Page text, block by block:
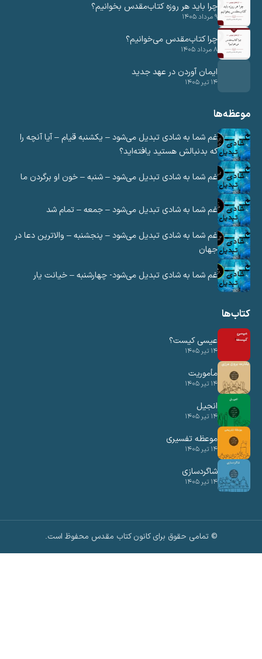
چرا باید هر روزه کتاب‌مقدس بخوانیم؟
۹ مرداد ۱۴۰۵
چرا کتاب‌مقدس می‌خوانیم؟
۸ مرداد ۱۴۰۵
ایمان آوردن در عهد جدید
غم شما به شادی تبدیل می‌شود – یکشنبه قیام – آیا آنچه را
که بدنبالش هستید یافته‌اید؟
غم شما به شادی تبدیل می‌شود – شنبه – خون او برگردن ما
غم شما به شادی تبدیل می‌شود – جمعه – تمام شد
غم شما به شادی تبدیل می‌شود – پنجشنبه – والاترین دعا در
جهان
غم شما به شادی تبدیل می‌شود- چهارشنبه – خیانت یار
عیسی کیست؟
مأموریت
۱۴ تیر ۱۴۰۵
انجیل
۱۴ تیر ۱۴۰۵
موعظه تفسیری
۱۴ تیر ۱۴۰۵
شاگردسازی
۱۴ تیر ۱۴۰۵
© تمامی حقوق برای کانون کتاب مقدس محفوظ است.